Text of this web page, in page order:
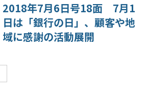
2018年7月6日号18面 7月1
日は「銀行の日」、顧客や地
域に感謝の活動展開